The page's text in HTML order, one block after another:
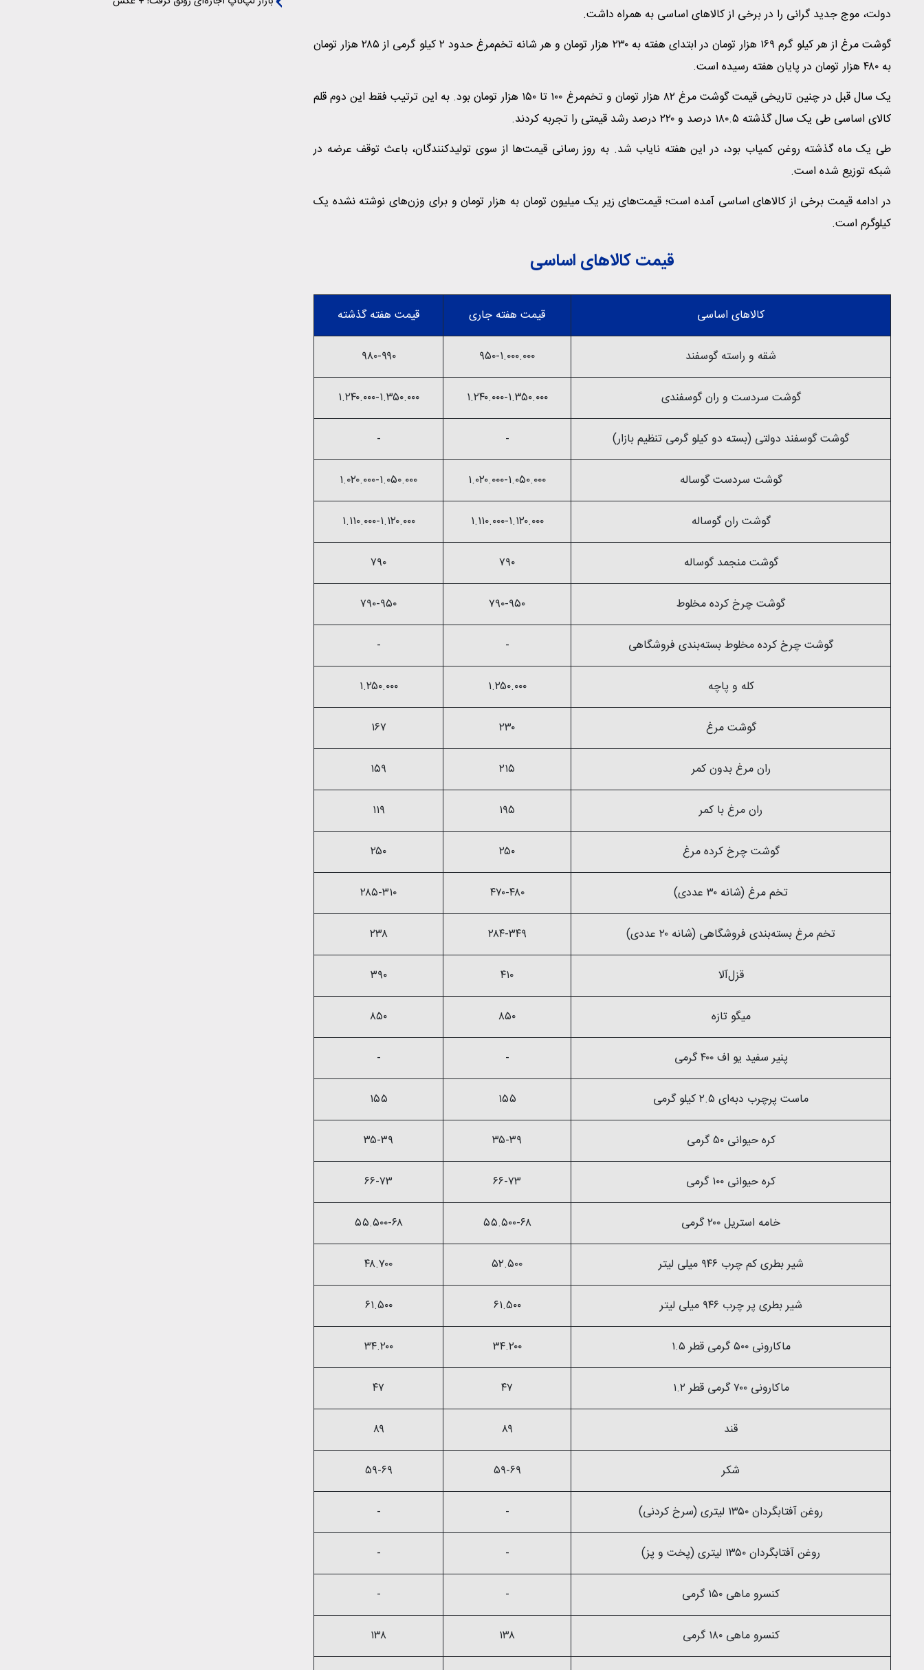
دولت، موج جدید گرانی را در برخی از کالاهای اساسی به همراه داشت.
گوشت مرغ از هر کیلو گرم ۱۶۹ هزار تومان در ابتدای هفته به ۲۳۰ هزار تومان و هر شانه تخم‌مرغ حدود ۲ کیلو گرمی از ۲۸۵ هزار تومان
به ۴۸۰ هزار تومان در پایان هفته رسیده است.
یک سال قبل در چنین تاریخی قیمت گوشت مرغ ۸۲ هزار تومان و تخم‌مرغ ۱۰۰ تا ۱۵۰ هزار تومان بود. به این ترتیب فقط این دوم قلم
کالای اساسی طی یک سال گذشته ۱۸۰.۵ درصد و ۲۲۰ درصد رشد قیمتی را تجربه کردند.
طی یک ماه گذشته روغن کمیاب بود، در این هفته نایاب شد. به روز رسانی قیمت‌ها از سوی تولیدکنندگان، باعث توقف عرضه در
شبکه توزیع شده است.
در ادامه قیمت برخی از کالاهای اساسی آمده است؛ قیمت‌های زیر یک میلیون تومان به هزار تومان و برای وزن‌های نوشته نشده یک
کیلوگرم است.
قیمت کالاهای اساسی
کالاهای اساسی قیمت هفته جاری قیمت هفته گذشته
شقه و راسته گوسفند ۹۵۰-۱.۰۰۰.۰۰۰ ۹۸۰-۹۹۰
گوشت سردست و ران گوسفندی ۱.۲۴۰.۰۰۰-۱.۳۵۰.۰۰۰ ۱.۲۴۰.۰۰۰-۱.۳۵۰.۰۰۰
گوشت گوسفند دولتی (بسته دو کیلو گرمی تنظیم بازار) -
-
گوشت سردست گوساله ۱.۰۲۰.۰۰۰-۱.۰۵۰.۰۰۰ ۱.۰۲۰.۰۰۰-۱.۰۵۰.۰۰۰
گوشت ران گوساله ۱.۱۱۰.۰۰۰-۱.۱۲۰.۰۰۰ ۱.۱۱۰.۰۰۰-۱.۱۲۰.۰۰۰
گوشت منجمد گوساله ۷۹۰ ۷۹۰
گوشت چرخ کرده مخلوط ۷۹۰-۹۵۰ ۷۹۰-۹۵۰
گوشت چرخ کرده مخلوط بسته‌بندی فروشگاهی -
-
کله و پاچه ۱.۲۵۰.۰۰۰ ۱.۲۵۰.۰۰۰
گوشت مرغ ۲۳۰ ۱۶۷
ران مرغ بدون کمر ۲۱۵ ۱۵۹
ران مرغ با کمر ۱۹۵ ۱۱۹
گوشت چرخ کرده مرغ ۲۵۰ ۲۵۰
تخم مرغ (شانه ۳۰ عددی) ۴۷۰-۴۸۰ ۲۸۵-۳۱۰
تخم مرغ بسته‌بندی فروشگاهی (شانه ۲۰ عددی) ۲۸۴-۳۴۹ ۲۳۸
قزل‌آلا ۴۱۰ ۳۹۰
میگو تازه ۸۵۰ ۸۵۰
پنیر سفید یو اف ۴۰۰ گرمی -
-
ماست پرچرب دبه‌ای ۲.۵ کیلو گرمی ۱۵۵ ۱۵۵
کره حیوانی ۵۰ گرمی ۳۵-۳۹ ۳۵-۳۹
کره حیوانی ۱۰۰ گرمی ۶۶-۷۳ ۶۶-۷۳
خامه استریل ۲۰۰ گرمی ۵۵.۵۰۰-۶۸ ۵۵.۵۰۰-۶۸
شیر بطری کم چرب ۹۴۶ میلی لیتر ۵۲.۵۰۰ ۴۸.۷۰۰
شیر بطری پر چرب ۹۴۶ میلی لیتر ۶۱.۵۰۰ ۶۱.۵۰۰
ماکارونی ۵۰۰ گرمی قطر ۱.۵ ۳۴.۲۰۰ ۳۴.۲۰۰
ماکارونی ۷۰۰ گرمی قطر ۱.۲ ۴۷ ۴۷
قند ۸۹ ۸۹
شکر ۵۹-۶۹ ۵۹-۶۹
روغن آفتابگردان ۱۳۵۰ لیتری (سرخ کردنی) -
-
روغن آفتابگردان ۱۳۵۰ لیتری (پخت و پز) -
-
کنسرو ماهی ۱۵۰ گرمی -
-
کنسرو ماهی ۱۸۰ گرمی ۱۳۸ ۱۳۸